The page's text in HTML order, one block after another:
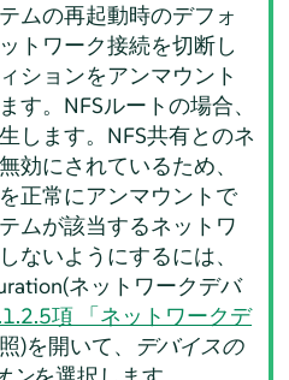
ムの再起動時のデフォ
トワーク接続を切断し
ションをアンマウント
す。NFSルートの場合、
します。NFS共有とのネ
効にされているため、
正常にアンマウントで
ムが該当するネットワ
ないようにするには、
ネットワークデバ
項 「ネットワークデ
)を開いて、 デバイスの